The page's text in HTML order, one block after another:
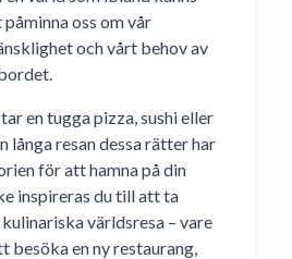
oss om vår
och vårt behov av
en tugga pizza, sushi eller
långa resan dessa rätter har
för att hamna på din
inspireras du till att ta
världsresa – vare
besöka en ny restaurang,